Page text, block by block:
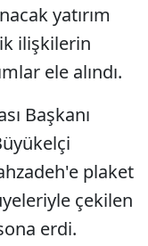
yatırım
ilişkilerin
ele alındı.
Başkanı
plaket
çekilen
erdi.